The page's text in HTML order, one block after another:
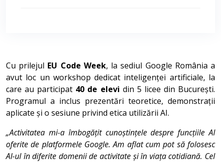
Cu prilejul EU Code Week, la sediul Google România a
avut loc un workshop dedicat inteligenței artificiale, la
care au participat 40 de elevi din 5 licee din București.
Programul a inclus prezentări teoretice, demonstrații
aplicate și o sesiune privind etica utilizării AI.
„Activitatea mi-a îmbogățit cunoștințele despre funcțiile AI
oferite de platformele Google. Am aflat cum pot să folosesc
AI-ul în diferite domenii de activitate și în viața cotidiană. Cel